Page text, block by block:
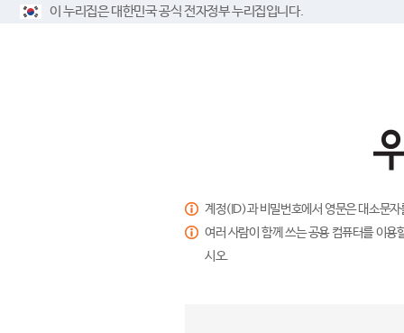
이 누리집은 대한민국 공식 전자정부 누리집입니다.
계정(ID)과 비밀번호에서 영문은 대소문
여러 사람이 함께 쓰는 공용 컴퓨터를 이
시오.